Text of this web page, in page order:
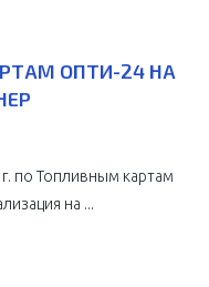
ОПТИ-24 НА
по Топливным картам
на ...